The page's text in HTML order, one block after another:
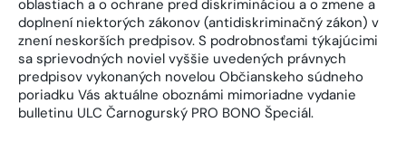
oblastiach a o ochrane pred diskrimináciou a o zmene a
doplnení niektorých zákonov (antidiskriminačný zákon) v
znení neskorších predpisov. S podrobnosťami týkajúcimi
sa sprievodných noviel vyššie uvedených právnych
predpisov vykonaných novelou Občianskeho súdneho
poriadku Vás aktuálne oboznámi mimoriadne vydanie
bulletinu ULC Čarnogurský PRO BONO Špeciál.